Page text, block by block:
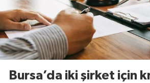
Bursa’da iki şirket için